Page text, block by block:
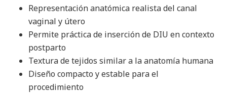
Representación anatómica realista del canal
vaginal y útero
Permite práctica de inserción de DIU en contexto
postparto
Textura de tejidos similar a la anatomía humana
Diseño compacto y estable para el
procedimiento